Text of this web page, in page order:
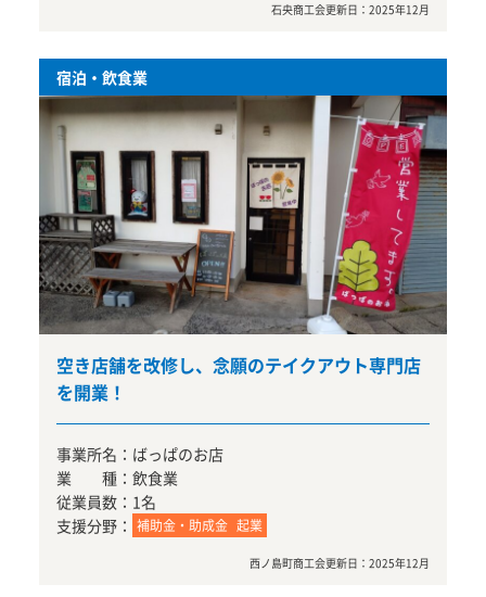
石央商工会更新日： 2025年12月
宿泊・飲食業
空き店舗を改修し、念願のテイクアウト専門店
を開業！
事業所名： ばっぱのお店
業 種： 飲食業
従業員数： 1名
支援分野： 補助金・助成金 起業
西ノ島町商工会更新日： 2025年12月